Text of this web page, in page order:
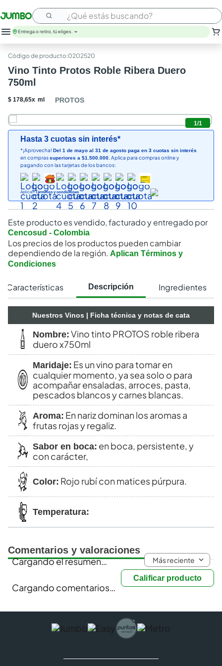
¿Qué estás buscando?
huevos
arroz
papel higienico
galletas
nutribela
pollo
Entrega o retiro, tú eliges.
:0202520
Vino Tinto Protos Roble Ribera Duero
750ml
$ 178,65x ml PROTOS
1/1
Hasta 3 cuotas sin interés*
*¡Aprovecha! Del 1 de mayo al 31 de agosto paga en 3 cuotas sin interés
en comprassuperiores a $1.500.000. Aplica para compras online y
pagando con las tarjetas de los bancos:
AplicanTérminos y condiciones
Este producto es vendido, facturado y entregado por
Cencosud - Colombia
Los precios de los productos pueden cambiar
dependiendo de la región. Aplican Términos y
Condiciones
Características Descripción Ingredientes
Nuestros Vinos | Ficha técnica y notas de cata
Nombre: Vino tinto PROTOS roble ribera
duero x750ml
Maridaje: Es un vino para tomar en
cualquier momento, ya sea solo o para
acompañar ensaladas, arroces, pasta,
pescados blancos y carnes blancas.
Aroma: En nariz dominan los aromas a
frutas rojas y regaliz.
Sabor en boca: en boca, persistente, y
con carácter,
Color: Rojo rubí con matices púrpura.
Temperatura:
Comentarios y valoraciones
Calificar producto
Cargando el resumen… Más reciente
Cargando comentarios…